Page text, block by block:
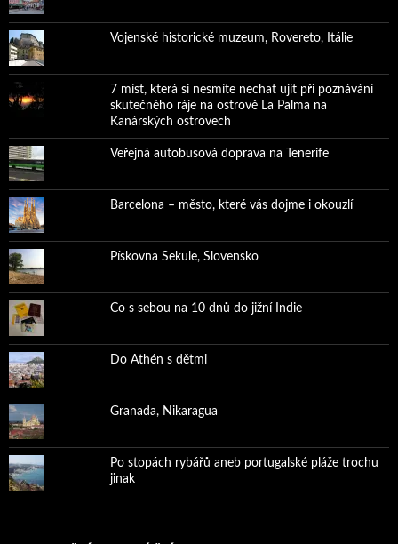
Vojenské historické muzeum, Rovereto, Itálie
7 míst, která si nesmíte nechat ujít při poznávání
skutečného ráje na ostrově La Palma na
Kanárských ostrovech
Veřejná autobusová doprava na Tenerife
Barcelona – město, které vás dojme i okouzlí
Pískovna Sekule, Slovensko
Co s sebou na 10 dnů do jižní Indie
Do Athén s dětmi
Granada, Nikaragua
Po stopách rybářů aneb portugalské pláže trochu
jinak